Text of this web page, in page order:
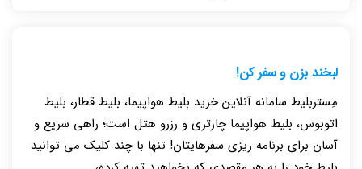
لبخند بزن و سفر کن!
مِستربلیط سامانه آنلاین خرید بلیط هواپیما، بلیط قطار، بلیط
اتوبوس، بلیط هواپیما چارتری و رزرو هتل است؛ راهی سریع و
آسان برای برنامه ریزی سفرهایتان! تنها با چند کلیک می توانید